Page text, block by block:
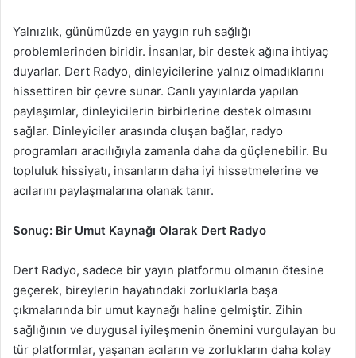
Yalnızlık, günümüzde en yaygın ruh sağlığı
problemlerinden biridir. İnsanlar, bir destek ağına ihtiyaç
duyarlar. Dert Radyo, dinleyicilerine yalnız olmadıklarını
hissettiren bir çevre sunar. Canlı yayınlarda yapılan
paylaşımlar, dinleyicilerin birbirlerine destek olmasını
sağlar. Dinleyiciler arasında oluşan bağlar, radyo
programları aracılığıyla zamanla daha da güçlenebilir. Bu
topluluk hissiyatı, insanların daha iyi hissetmelerine ve
acılarını paylaşmalarına olanak tanır.
Sonuç: Bir Umut Kaynağı Olarak Dert Radyo
Dert Radyo, sadece bir yayın platformu olmanın ötesine
geçerek, bireylerin hayatındaki zorluklarla başa
çıkmalarında bir umut kaynağı haline gelmiştir. Zihin
sağlığının ve duygusal iyileşmenin önemini vurgulayan bu
tür platformlar, yaşanan acıların ve zorlukların daha kolay